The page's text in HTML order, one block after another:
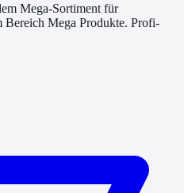
Mega-Sortiment für
Bereich Mega Produkte. Profi-